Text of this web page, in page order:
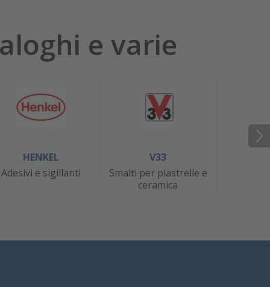
e varie
HENKEL
Adesivi e sigillanti
V33
Smalti per piastrelle e
ceramica